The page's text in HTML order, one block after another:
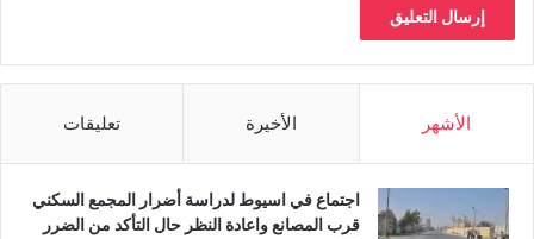
الأشهر الأخيرة تعليقات
اجتماع في اسيوط لدراسة أضرار المجمع السكني
قرب المصانع واعادة النظر حال التأكد من الضرر